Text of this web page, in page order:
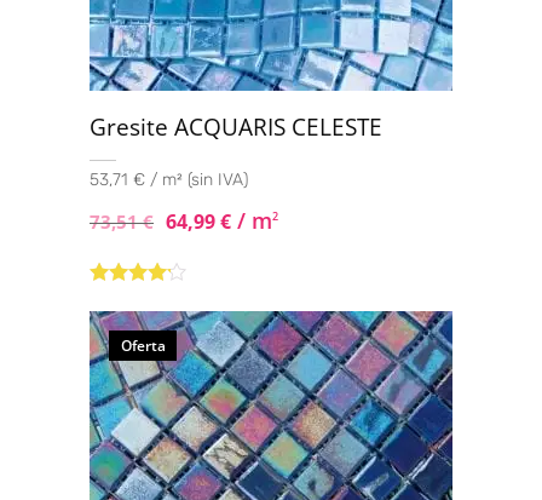
Gresite ACQUARIS CELESTE
53,71 € / m² (sin IVA)
73,51€ 64,99€ / m2
con4.00
de 5Oferta